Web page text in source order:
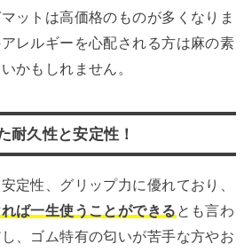
ットは高価格のものが多くなりま
レルギーを心配される方は麻の素
かもしれません。
耐久性と安定性！
定性、グリップ力に優れており、
ば一生使うことができる とも言わ
、ゴム特有の匂いが苦手な方やお